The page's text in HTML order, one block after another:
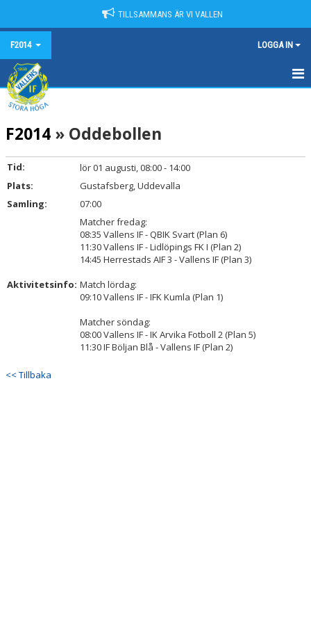
TILLSAMMANS ÄR VI VALLEN
F2014 LOGGA IN
HEM
NYHETER
KALENDER
MATCHER
DOKUMENT
F2014 » Oddebollen
Tid:
lör 01 augusti, 08:00 - 14:00
Plats:
Gustafsberg, Uddevalla
Samling:
07:00
Aktivitetsinfo:
Matcher fredag:
08:35 Vallens IF - QBIK Svart (Plan 6)
11:30 Vallens IF - Lidlöpings FK I (Plan 2)
14:45 Herrestads AIF 3 - Vallens IF (Plan 3)
Match lördag:
09:10 Vallens IF - IFK Kumla (Plan 1)
Matcher söndag:
08:00 Vallens IF - IK Arvika Fotboll 2 (Plan 5)
11:30 IF Böljan Blå - Vallens IF (Plan 2)
<< Tillbaka